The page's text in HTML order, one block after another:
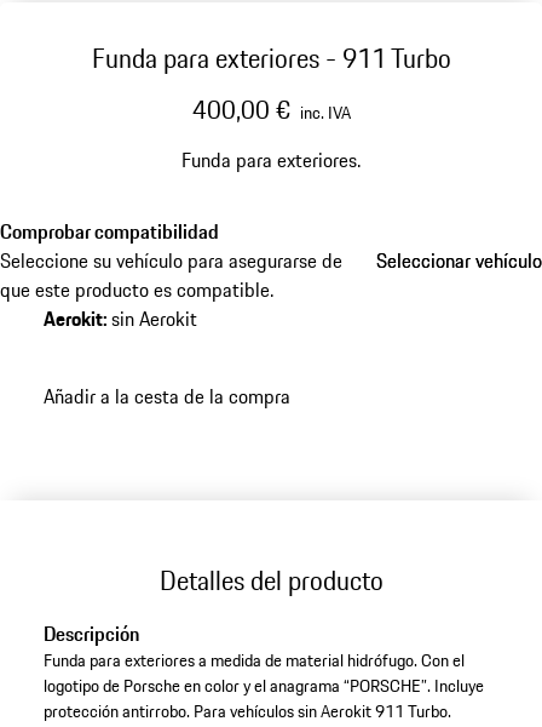
Funda para exteriores - 911 Turbo
400,00 € inc. IVA
Funda para exteriores.
Comprobar compatibilidad
Seleccione su vehículo para asegurarse de
que este producto es compatible.
Seleccionar vehículo
Seleccionar vehículo
Aerokit:sin Aerokit
Añadir a la cesta de la compra
Detalles del producto
Descripción
Funda para exteriores a medida de material hidrófugo. Con el
logotipo de Porsche en color y el anagrama “PORSCHE”. Incluye
protección antirrobo. Para vehículos sin Aerokit 911 Turbo.